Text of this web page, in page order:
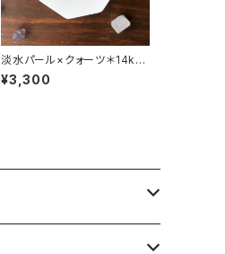
淡水パール×クォーツ＊14kgf
ピアス
¥3,300